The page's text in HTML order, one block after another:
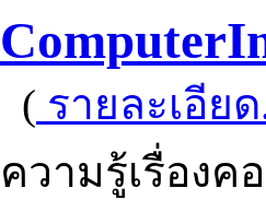
( รายละเอียด
ความรู้เรื่องค